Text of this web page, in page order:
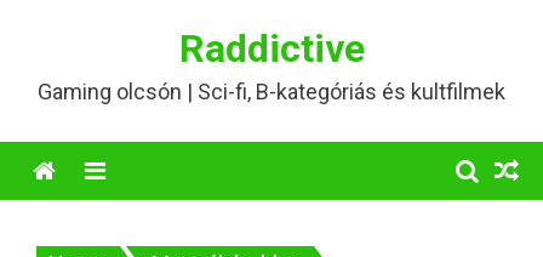
Raddictive
Gaming olcsón | Sci-fi, B-kategóriás és kultfilmek
Menu